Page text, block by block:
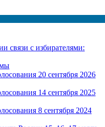
связи с избирателями:
20 сентября 2026
14 сентября 2025
8 сентября 2024